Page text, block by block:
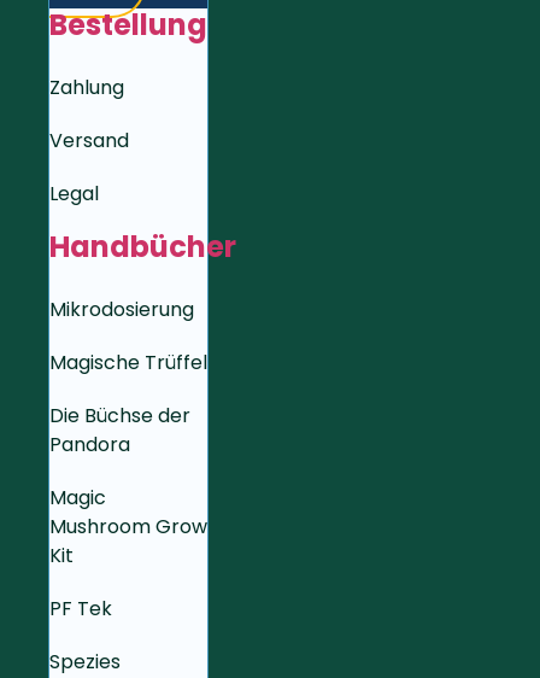
Bestellung
Zahlung
Versand
Legal
Handbücher
Mikrodosierung
Magische Trüffel
Die Büchse der
Pandora
Magic
Mushroom Grow
Kit
PF Tek
Spezies